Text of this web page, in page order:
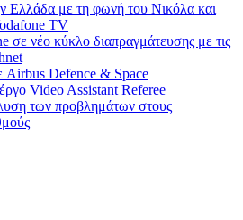
Ελλάδα με τη φωνή του Νικόλα και
TV
νέο κύκλο διαπραγμάτευσης με τις
Defence & Space
Video Assistant Referee
των προβλημάτων στους